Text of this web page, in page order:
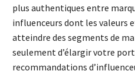
plus authentiques entre
influenceurs dont les valeurs
atteindre des segments de
seulement d’élargir votre
recommandations